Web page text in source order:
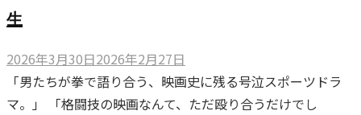
生
2026年3月30日2026年2月27日
「男たちが拳で語り合う、映画史に残る号泣スポーツドラ
マ。」 「格闘技の映画なんて、ただ殴り合うだけでし